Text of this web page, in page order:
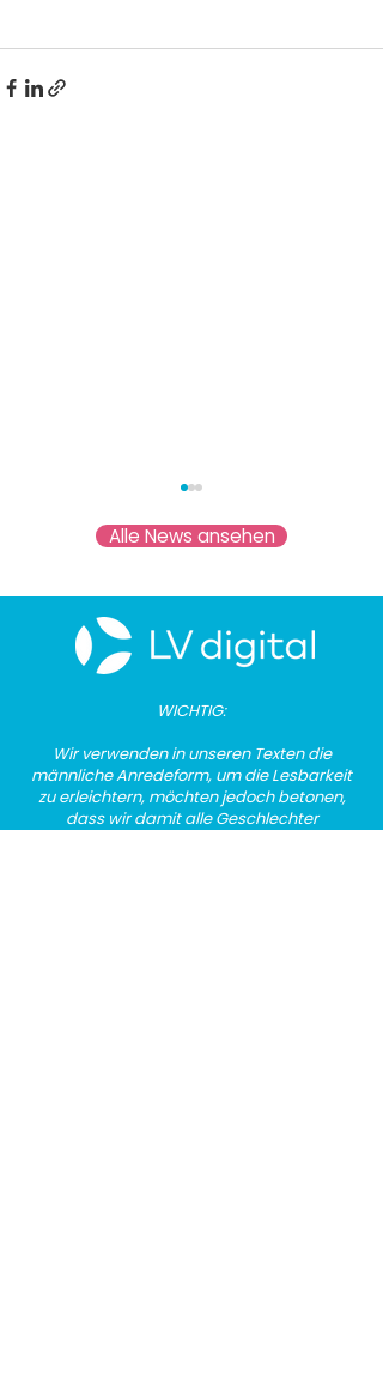
🚀Heute legt die d:u in
Berlin nach und wir von
dabei!
Alle News ansehen
​​WICHTIG:
Wir verwenden in unseren Texten die
männliche Anredeform, um die Lesbarkeit
zu erleichtern, möchten jedoch betonen,
dass wir damit alle Geschlechter